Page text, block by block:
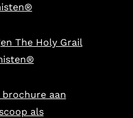
The Holy Grail
brochure aan
als